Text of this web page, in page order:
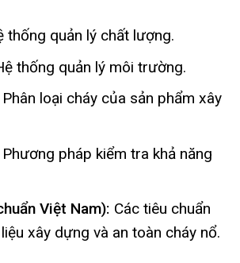
thống quản lý chất lượng.
thống quản lý môi trường.
Phân loại cháy của sản phẩm xây
Phương pháp kiểm tra khả năng
Việt Nam): Các tiêu chuẩn
xây dựng và an toàn cháy nổ.